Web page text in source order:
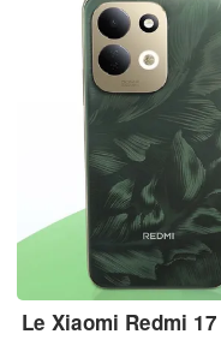
Le Xiaomi Redmi